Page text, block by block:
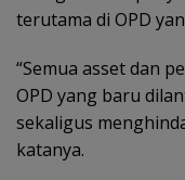
terutama di OPD
“Semua asset dan
OPD yang baru
sekaligus
katanya.